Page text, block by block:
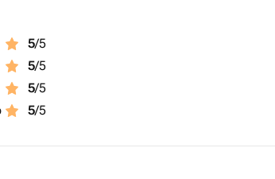
5/5
5/5
5/5
5/5